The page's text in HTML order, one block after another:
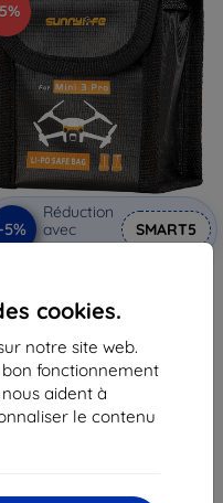
cookies.
notre site web.
fonctionnement
aident à
le contenu
-5%
Réduction
avec
coupon
SMART5
(MM3-DC385)
10,36 €
En stock > 5 pièces